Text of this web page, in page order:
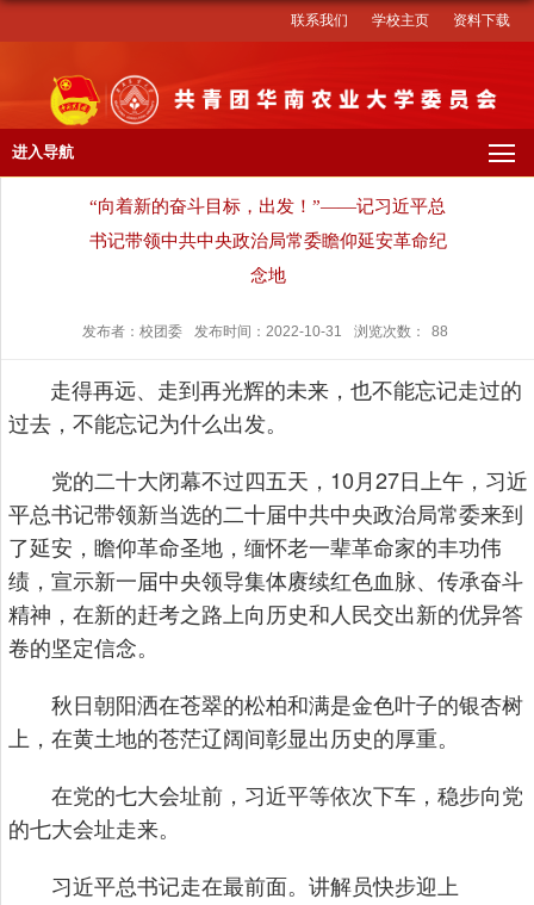
资料下载
学校主页
联系我们
进入导航
“向着新的奋斗目标，出发！”——记习近平总
书记带领中共中央政治局常委瞻仰延安革命纪
念地
发布者：校团委 发布时间：2022-10-31 浏览次数： 88
走得再远、走到再光辉的未来，也不能忘记走过的
过去，不能忘记为什么出发。
党的二十大闭幕不过四五天，10月27日上午，习近
平总书记带领新当选的二十届中共中央政治局常委来到
了延安，瞻仰革命圣地，缅怀老一辈革命家的丰功伟
绩，宣示新一届中央领导集体赓续红色血脉、传承奋斗
精神，在新的赶考之路上向历史和人民交出新的优异答
卷的坚定信念。
秋日朝阳洒在苍翠的松柏和满是金色叶子的银杏树
上，在黄土地的苍茫辽阔间彰显出历史的厚重。
在党的七大会址前，习近平等依次下车，稳步向党
的七大会址走来。
习近平总书记走在最前面。讲解员快步迎上